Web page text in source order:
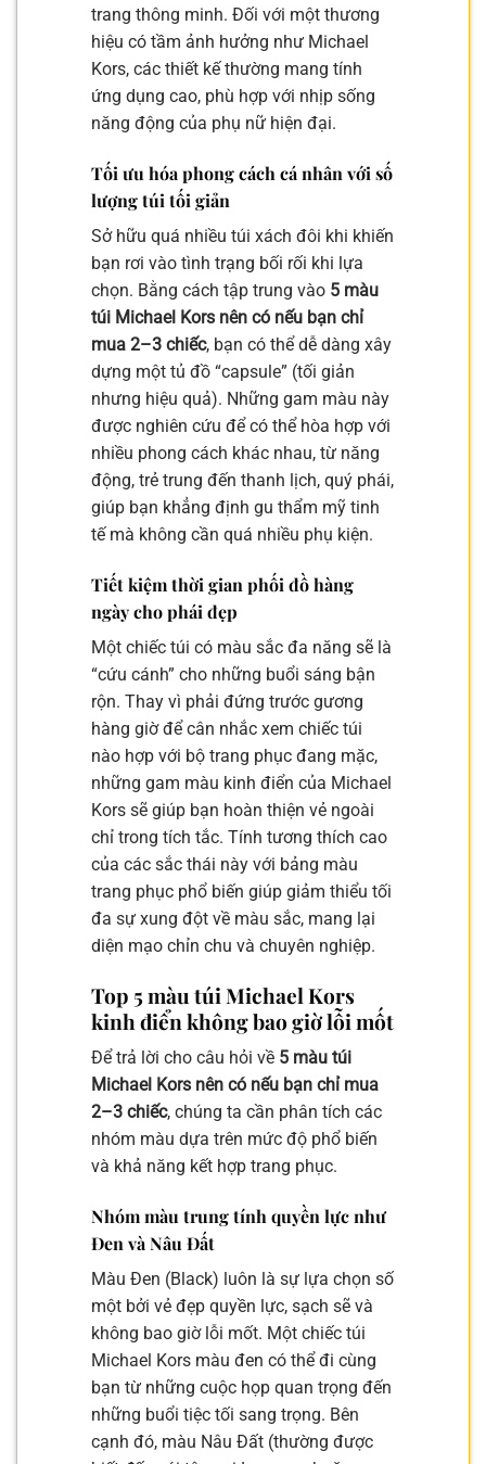
trang thông minh. Đối với một thương
hiệu có tầm ảnh hưởng như Michael
Kors, các thiết kế thường mang tính
ứng dụng cao, phù hợp với nhịp sống
năng động của phụ nữ hiện đại.
Tối ưu hóa phong cách cá nhân với số
lượng túi tối giản
Sở hữu quá nhiều túi xách đôi khi khiến
bạn rơi vào tình trạng bối rối khi lựa
chọn. Bằng cách tập trung vào 5 màu
túi Michael Kors nên có nếu bạn chỉ
mua 2–3 chiếc, bạn có thể dễ dàng xây
dựng một tủ đồ “capsule” (tối giản
nhưng hiệu quả). Những gam màu này
được nghiên cứu để có thể hòa hợp với
nhiều phong cách khác nhau, từ năng
động, trẻ trung đến thanh lịch, quý phái,
giúp bạn khẳng định gu thẩm mỹ tinh
tế mà không cần quá nhiều phụ kiện.
Tiết kiệm thời gian phối đồ hàng
ngày cho phái đẹp
Một chiếc túi có màu sắc đa năng sẽ là
“cứu cánh” cho những buổi sáng bận
rộn. Thay vì phải đứng trước gương
hàng giờ để cân nhắc xem chiếc túi
nào hợp với bộ trang phục đang mặc,
những gam màu kinh điển của Michael
Kors sẽ giúp bạn hoàn thiện vẻ ngoài
chỉ trong tích tắc. Tính tương thích cao
của các sắc thái này với bảng màu
trang phục phổ biến giúp giảm thiểu tối
đa sự xung đột về màu sắc, mang lại
diện mạo chỉn chu và chuyên nghiệp.
Top 5 màu túi Michael Kors
kinh điển không bao giờ lỗi mốt
Để trả lời cho câu hỏi về 5 màu túi
Michael Kors nên có nếu bạn chỉ mua
2–3 chiếc, chúng ta cần phân tích các
nhóm màu dựa trên mức độ phổ biến
và khả năng kết hợp trang phục.
Nhóm màu trung tính quyền lực như
Đen và Nâu Đất
Màu Đen (Black) luôn là sự lựa chọn số
một bởi vẻ đẹp quyền lực, sạch sẽ và
không bao giờ lỗi mốt. Một chiếc túi
Michael Kors màu đen có thể đi cùng
bạn từ những cuộc họp quan trọng đến
những buổi tiệc tối sang trọng. Bên
cạnh đó, màu Nâu Đất (thường được